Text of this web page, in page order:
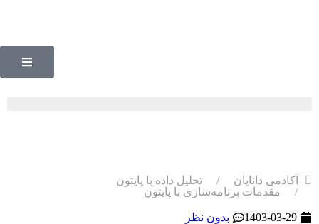
آکادمی دانایان
تحلیل داده با پایتون
مقدمات برنامه‌سازی با پایتون
1403-03-29 بدون نظر